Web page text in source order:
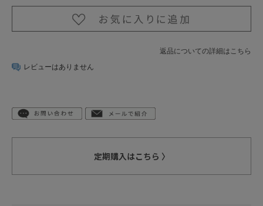
返品についての詳細はこちら
レビューはありません
定期購入はこちら 〉